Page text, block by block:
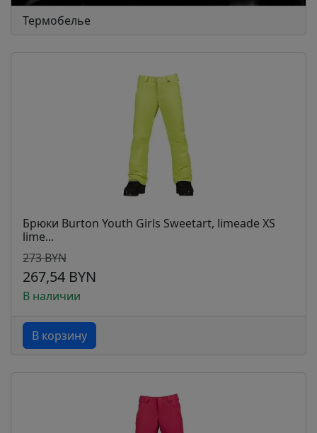
Термобелье
Брюки Burton Youth Girls Sweetart, limeade XS
lime...
273 BYN
267,54 BYN
В наличии
В корзину